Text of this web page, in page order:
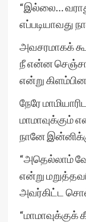
“இல்லை…
எப்படியாவது
அவசரமாகக்
நீ என்ன
என்று
நேரே
மாமாவுக்கும்
நானே
“அதெல்லாம்
என்று
அவர்கிட்ட
“மாமாவுக்குக்